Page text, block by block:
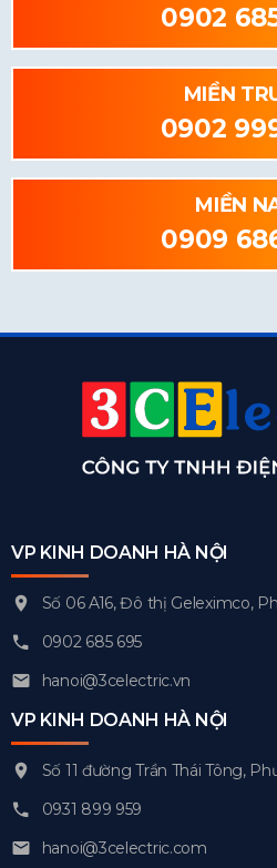
0902
MIỀN
0902
MIỀN
0909
VP KINH DOANH HÀ NỘI
Số 06 A16, Đô thị Geleximco,
0902 685 695
hanoi@3celectric.vn
VP KINH DOANH HÀ NỘI
Số 11 đường Trần Thái Tông,
0931 899 959
hanoi@3celectric.com